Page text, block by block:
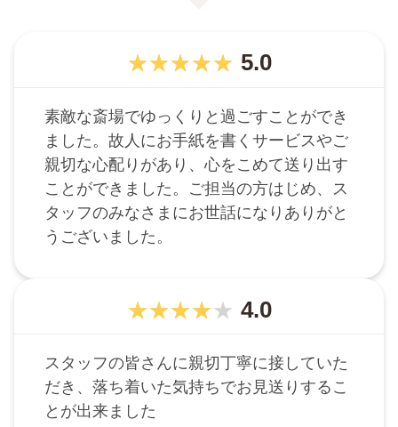
5.0
素敵な斎場でゆっくりと過ごすことができ
ました。故人にお手紙を書くサービスやご
親切な心配りがあり、心をこめて送り出す
ことができました。ご担当の方はじめ、ス
タッフのみなさまにお世話になりありがと
うございました。
4.0
スタッフの皆さんに親切丁寧に接していた
だき、落ち着いた気持ちでお見送りするこ
とが出来ました